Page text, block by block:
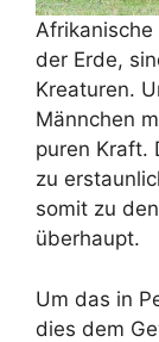
der Erde,
Kreaturen.
Männchen
puren Kraft.
zu
somit zu
überhaupt.
Um das in
dies dem